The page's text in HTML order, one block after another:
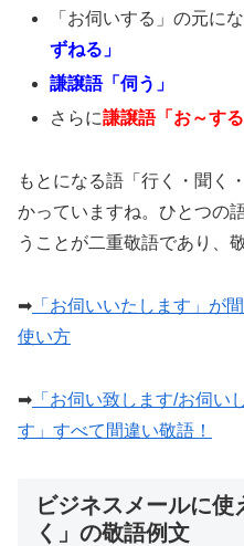
「お伺いする」の元に
ずねる」
謙譲語「伺う」
さらに謙譲語「お～す
もとになる語「行く・聞く
かっていますね。ひとつの
うことが二重敬語であり、
➡︎ 「お伺いいたします」が
使い方
➡︎ 「お伺い致します/お伺い
す」すべて間違い敬語！
ビジネスメールに
く」の敬語例文